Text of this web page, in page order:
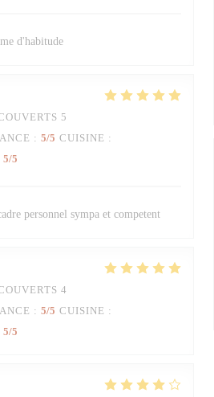
d'habitude
5
: 5/5 CUISINE :
5/5
personnel sympa et competent
4
: 5/5 CUISINE :
5/5